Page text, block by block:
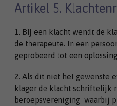
Artikel 5.
1. Bij een klacht wendt de
de therapeute. In een
geprobeerd tot een
2. Als dit niet het gewenste
klager de klacht schriftelijk
beroepsvereniging waarbij